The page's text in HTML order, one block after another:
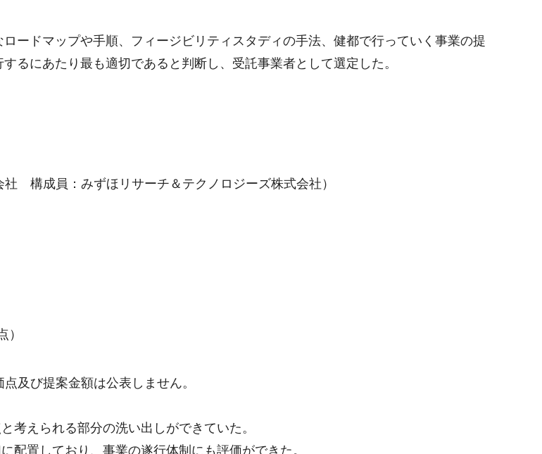
ードマップや手順、フィージビリティスタディの手法、健都で行っていく事業の提
るにあたり最も適切であると判断し、受託事業者として選定した。
社 構成員：みずほリサーチ＆テクノロジーズ株式会社）
）
及び提案金額は公表しません。
考えられる部分の洗い出しができていた。
配置しており、事業の遂行体制にも評価ができた。